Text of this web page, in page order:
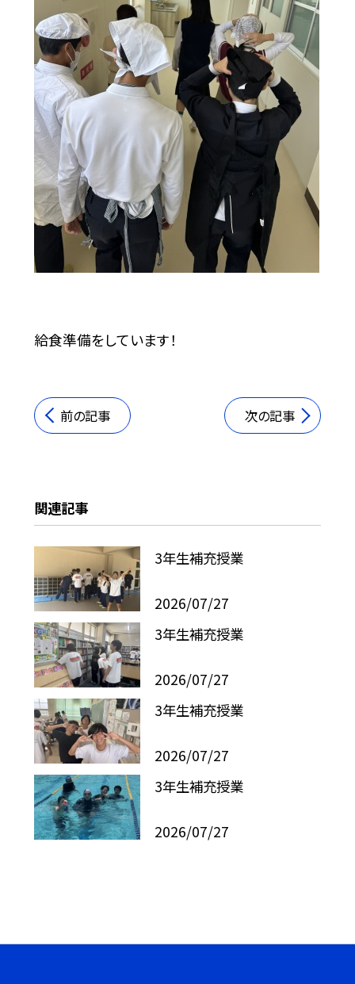
給食準備をしています！
前の記事 次の記事
関連記事
3年生補充授業
2026/07/27
3年生補充授業
2026/07/27
3年生補充授業
2026/07/27
3年生補充授業
2026/07/27